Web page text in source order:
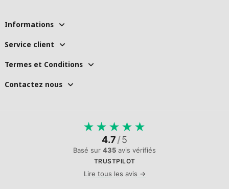
Informations
Service client
Termes et Conditions
Contactez nous
★ ★ ★ ★ ★
4.7/5
Basé sur 435 avis vérifiés
TRUSTPILOT
Lire tous les avis →